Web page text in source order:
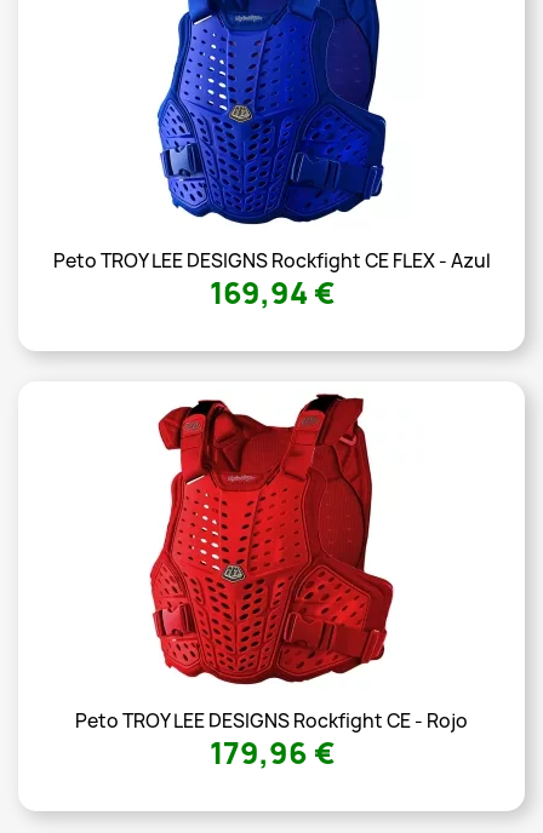
Peto TROY LEE DESIGNS Rockfight CE FLEX - Azul
169,94 €
Peto TROY LEE DESIGNS Rockfight CE - Rojo
179,96 €